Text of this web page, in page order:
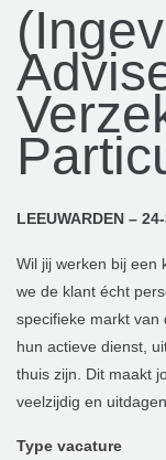
LEEUWARDEN –
Wil jij werken bij een
we de klant écht
specifieke markt van
hun actieve dienst,
thuis zijn. Dit maakt
veelzijdig en
Type vacature